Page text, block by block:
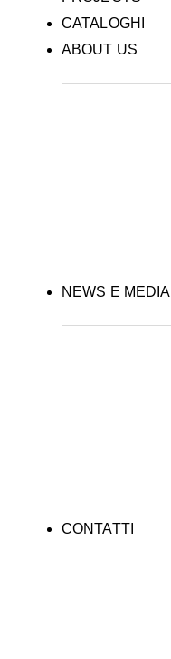
CATALOGHI
ABOUT US
NEWS E MEDIA
CONTATTI